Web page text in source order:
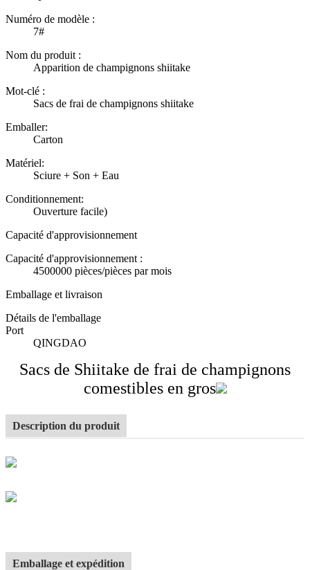
Numéro de modèle :
7#
Nom du produit :
Apparition de champignons shiitake
Mot-clé :
Sacs de frai de champignons shiitake
Emballer:
Carton
Matériel:
Sciure + Son + Eau
Conditionnement:
Ouverture facile)
Capacité d'approvisionnement
Capacité d'approvisionnement :
4500000 pièces/pièces par mois
Emballage et livraison
Détails de l'emballage
Port
QINGDAO
Sacs de Shiitake de frai de champignons
comestibles en gros
Description du produit
Emballage et expédition